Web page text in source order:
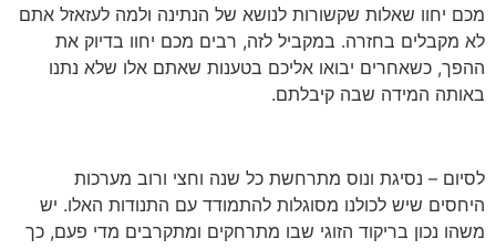
מכם יחוו שאלות שקשורות לנושא של הנתינה ולמה לעזאזל אתם
לא מקבלים בחזרה. במקביל לזה, רבים מכם יחוו בדיוק את
ההפך, כשאחרים יבואו אליכם בטענות שאתם אלו שלא נתנו
באותה המידה שבה קיבלתם.
לסיום – נסיגת ונוס מתרחשת כל שנה וחצי ורוב מערכות
היחסים שיש לכולנו מסוגלות להתמודד עם התנודות האלו. יש
משהו נכון בריקוד הזוגי שבו מתרחקים ומתקרבים מדי פעם, כך